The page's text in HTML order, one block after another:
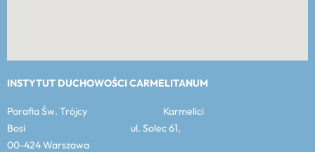
INSTYTUT DUCHOWOŚCI CARMELITANUM
Parafia Św. Trójcy Karmelici
Bosi ul. Solec 61,
00-424 Warszawa